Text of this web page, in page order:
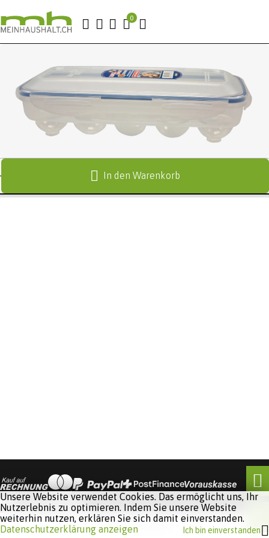
In den Warenkorb
Software:
Unsere Website verwendet Cookies. Das ermöglicht uns, Ihr
Nutzerlebnis zu optimieren. Indem Sie unsere Website
weiterhin nutzen, erklären Sie sich damit einverstanden.
Datenschutzerklärung anzeigen
Ich bin einverstanden